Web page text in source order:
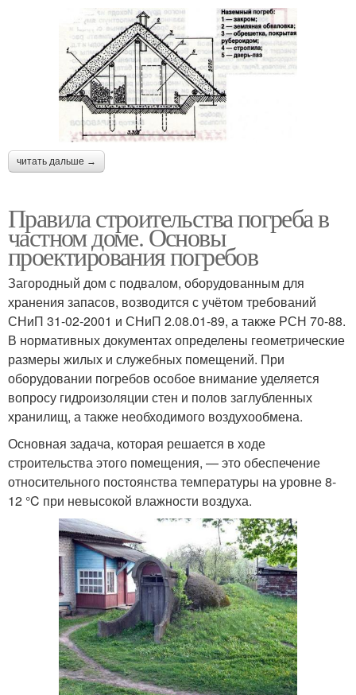
листов
читать дальше →
Правила строительства погреба в
частном доме. Основы
проектирования погребов
Загородный дом с подвалом, оборудованным для
хранения запасов, возводится с учётом требований
СНиП 31-02-2001 и СНиП 2.08.01-89, а также РСН 70-88.
В нормативных документах определены геометрические
размеры жилых и служебных помещений. При
оборудовании погребов особое внимание уделяется
вопросу гидроизоляции стен и полов заглубленных
хранилищ, а также необходимого воздухообмена.
Основная задача, которая решается в ходе
строительства этого помещения, — это обеспечение
относительного постоянства температуры на уровне 8-
12 °C при невысокой влажности воздуха.